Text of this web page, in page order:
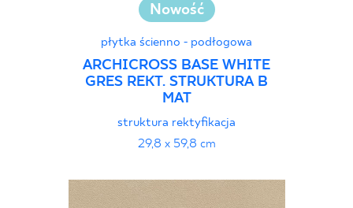
Nowość
płytka ścienno - podłogowa
ARCHICROSS BASE WHITE
GRES REKT. STRUKTURA B
MAT
struktura rektyfikacja
29,8 x 59,8 cm